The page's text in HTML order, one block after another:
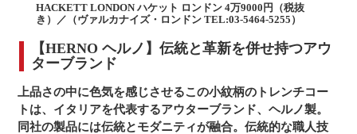
HACKETT LONDON ハケット ロンドン 4万9000円（税抜
き）／（ヴァルカナイズ・ロンドン TEL:03-5464-5255）
【HERNO ヘルノ】伝統と革新を併せ持つアウ
ターブランド
上品さの中に色気を感じさせるこの小紋柄のトレンチコー
トは、イタリアを代表するアウターブランド、ヘルノ製。
同社の製品には伝統とモダニティが融合。伝統的な職人技